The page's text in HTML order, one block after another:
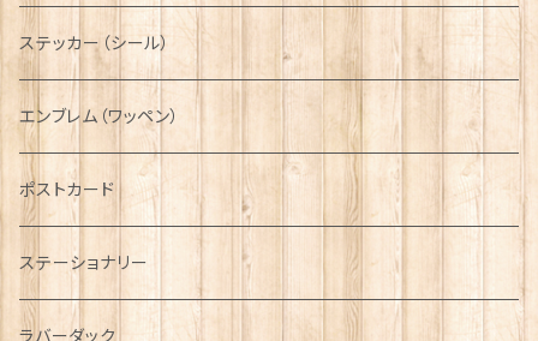
ニット帽
ボタンラップマフラー【Aran Traditions】
ファッションマスク
その他テーブルウェア
動物＆植物
国旗＆紋章
音楽＆楽器
シンボル
NAVY
AIRFORCE
ARMY
ピューター
ステッカー（シール）
エンブレム（ワッペン）
ポストカード
ステーショナリー
ラバーダック